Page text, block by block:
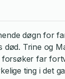
døgn for
død. Trine og
forsøker far
ting i det